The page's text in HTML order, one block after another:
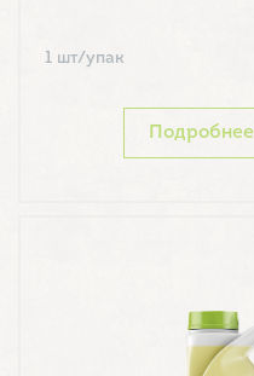
1 шт/упак
Подробнее